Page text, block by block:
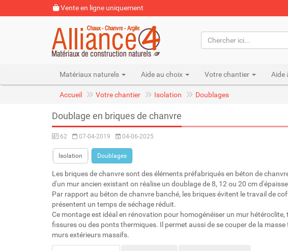
Vente en ligne uniquement
Matériaux naturels Aide au choix Votre chantier Aide
Accueil Votre chantier Isolation Doublages
Doublage en briques de chanvre
62 07-04-2019 04-06-2025
Isolation Doublages
Les briques de chanvre sont des éléments préfabriqués en béton de
d'un mur ancien existant on réalise un doublage de 8, 12 ou 20 cm
Par rapport au béton de chanvre banché, les briques évitent le travail de
présentent un temps de séchage réduit.
Ce montage est idéal en rénovation pour homogénéiser un mur hétéroclite,
fissures ou des ponts thermiques. Il permet aussi de se couper de la masse
murs extérieurs massifs.